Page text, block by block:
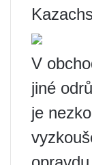
V
jiné
je